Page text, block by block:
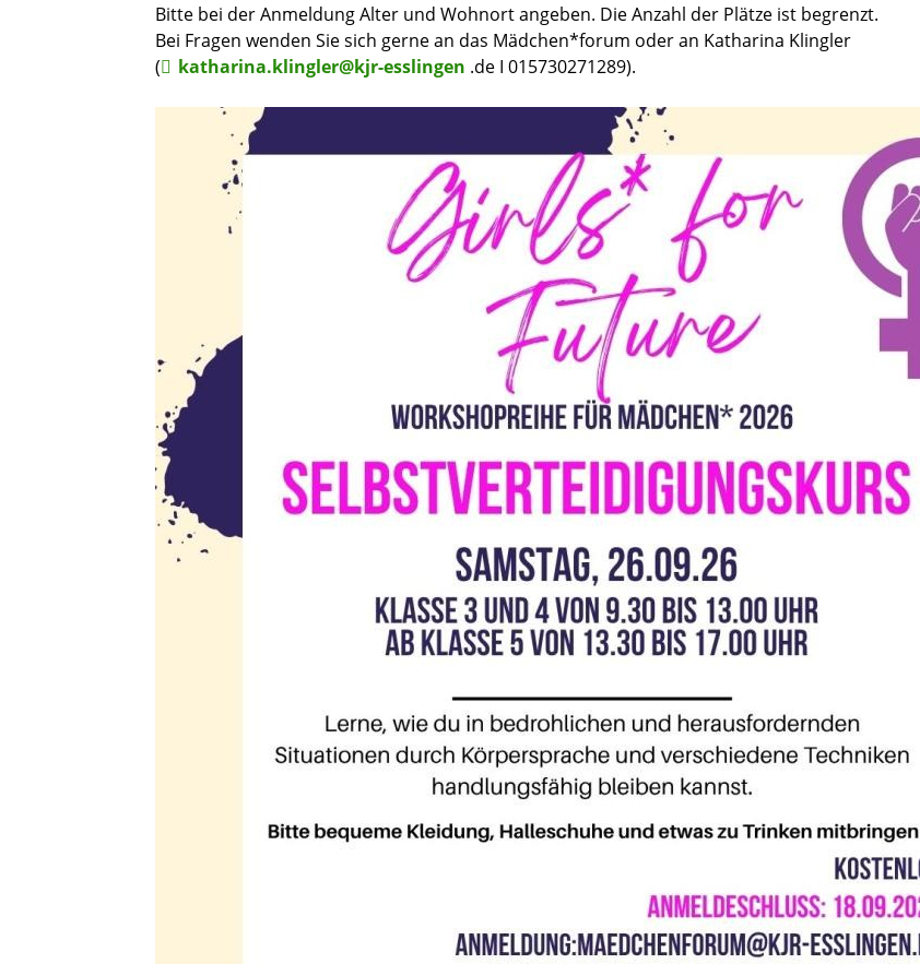
Bitte bei der Anmeldung Alter und Wohnort angeben. Die Anzahl der Plätze ist begrenzt.
Bei Fragen wenden Sie sich gerne an das Mädchen*forum oder an Katharina Klingler
(
katharina.klingler@kjr-esslingen .de I 015730271289).